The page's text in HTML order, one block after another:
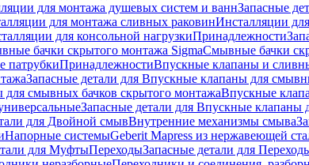
для монтажа душевых систем и ваннЗапасные
для монтажа сливных раковинИнсталляции
для консольной нагрузкиПринадлежности
бачки скрытого монтажа SigmaСмывные бачки
патрубкиПринадлежностиВпускные клапаны и
Запасные детали для Впускные клапаны для
смывных бачков скрытого монтажаВпускные
Запасные детали для Впускные клапаны
для Двойной смывВнутренние механизмы смыва
Напорные системыGeberit Mapress из нержавеющей
для МуфтыПереходыЗапасные детали для